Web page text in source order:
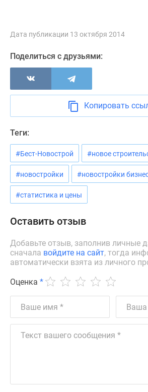
недвижимости
эксперта
Аналитика
Покупателю
новостроек
Эксперты
авторы
проекте
Контакты
Реклама
сайте
Дзен
Машино-
Апартаменты
#траншевая
ипотека
#рассрочка
скидками
Дата публикации 13 октября 2014
Поделиться с друзьями:
Копировать
Теги:
#Бест-Новострой #новое
#новостройки #новостройки
#статистика и цены
Оставить отзыв
Добавьте отзыв, заполнив личные
сначала войдите на сайт, тогда
автоматически взята из личного
Оценка *